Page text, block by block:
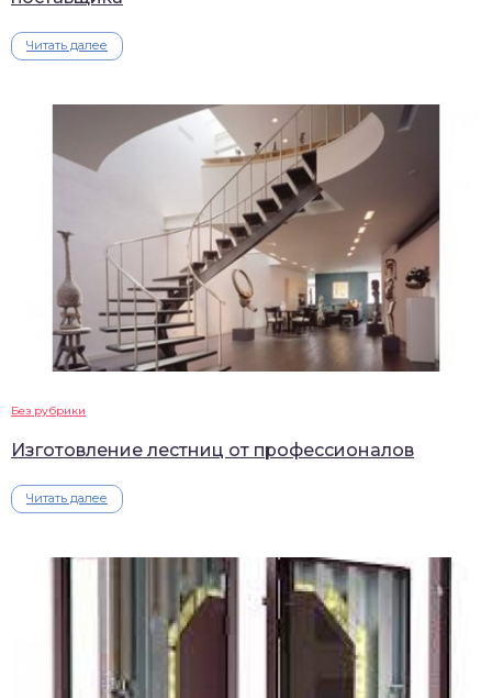
Читать далее
Без рубрики
Изготовление лестниц от профессионалов
Читать далее